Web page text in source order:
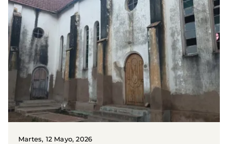
Martes, 12 Mayo, 2026